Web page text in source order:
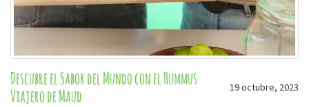
Descubre el Sabor del Mundo con el Hummus
Viajero de Maud
19 octubre, 2023